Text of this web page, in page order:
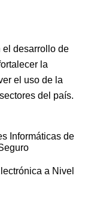
el desarrollo de
la
el uso de la
del país.
Informáticas de
a Nivel